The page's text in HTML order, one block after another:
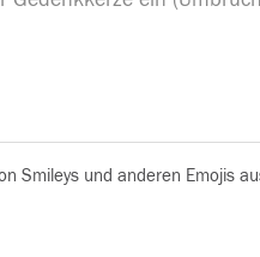
Smileys und anderen Emojis